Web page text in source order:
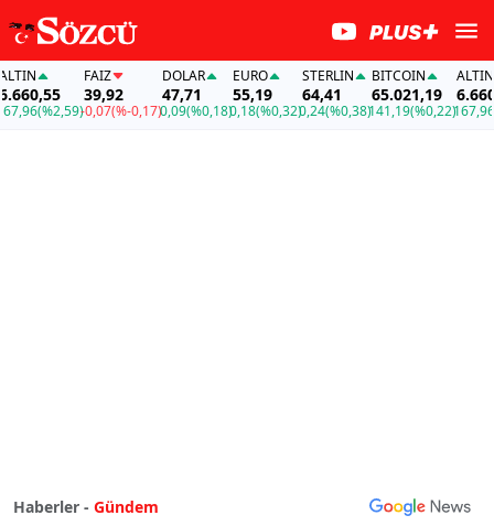
(%2,59)
FAİZ
39,92
-0,07(%-0,17)
DOLAR
47,71
0,09(%0,18)
EURO
55,19
0,18(%0,32)
STERLIN
64,41
0,24(%0,38)
BITCOIN
65.021,19
141,19(%0,22)
ALTIN
167,96
Haberler - Gündem